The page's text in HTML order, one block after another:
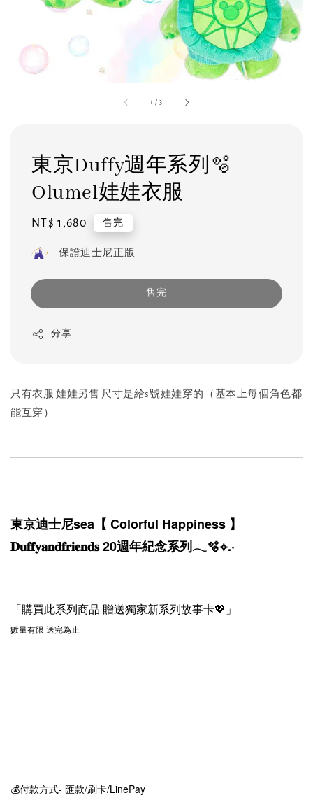
1 /3
東京Duffy週年系列🫧
Olumel娃娃衣服
Regular
NT$ 1,680 售完
保證迪士尼正版
售完
分享
只有衣服 娃娃另售 尺寸是給s號娃娃穿的（基本上每個角色都
能互穿）
東京迪士尼sea【 Colorful Happiness 】
𝐃𝐮𝐟𝐟𝐲𝐚𝐧𝐝𝐟𝐫𝐢𝐞𝐧𝐝𝐬 20週年紀念系列︎︎𓂃🫧⟡.·⁡
「購買此系列商品 贈送獨家新系列故事卡💖」
數量有限 送完為止
💰付款方式- 匯款/刷卡/LinePay